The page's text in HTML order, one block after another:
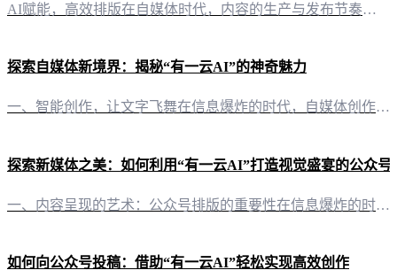
AI赋能，高效排版在自媒体时代，内容的生产与发布节奏至关重要。对于公众号运营者而言，如何在有限的时间内打造出高质量、富有吸引力的内容，成为了一项挑战。而“有一云AI”的出现，正是为了解决这一痛点。 五大类装修皮肤，千款选择“有一云AI”在内容排版方面，提供了包括标题、内容、图文、分隔、引导等五大类的数千款装修皮肤。这些精心设计的模板，不仅能够节省您在排版上的时间，更能为您的公众号增添独特的风格。
探索自媒体新境界：揭秘“有一云AI”的神奇魅力
一、智能创作，让文字飞舞在信息爆炸的时代，自媒体创作者面临着内容创作的高门槛和时效性挑战。而“有一云AI”的出现，正是为了解决这一难题。这款创新型AI智能写作+排版软件，为自媒体创作者带来了前沿的AI技术服务，让创作变得更加高效和轻松。 二、排版美学，千变万化内容的美学呈现同样重要，“有一云AI”在内容排版方面独具匠心。它提供包含标题、内容、图文、分隔、引导五大类数千款装修皮肤，如同为创作者提供
探索新媒体之美：如何利用“有一云AI”打造视觉盛宴的公众号
一、内容呈现的艺术：公众号排版的重要性在信息爆炸的时代，一篇优秀的公众号文章不仅要有深度，更要有吸引力。而一篇精心排版的文章，就像一幅精心绘制的画卷，能够瞬间抓住读者的眼球，让内容更加生动、直观。 二、有一云AI：智能排版，让美触手可及 2.1 数千款装修皮肤，风格随心所欲“有一云AI”深知，每个自媒体创作者都有自己独特的审美风格。因此，我们提供了包含标题、内容、图文、分隔、引导五大类的数千款装
如何向公众号投稿：借助“有一云AI”轻松实现高效创作